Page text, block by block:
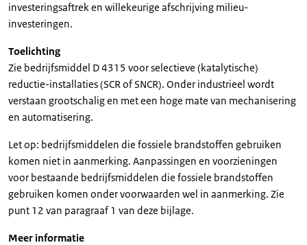
investeringsaftrek en willekeurige afschrijving milieu-
investeringen.
Toelichting
Zie bedrijfsmiddel D 4315 voor selectieve (katalytische)
reductie-installaties (SCR of SNCR). Onder industrieel wordt
verstaan grootschalig en met een hoge mate van mechanisering
en automatisering.
Let op: bedrijfsmiddelen die fossiele brandstoffen gebruiken
komen niet in aanmerking. Aanpassingen en voorzieningen
voor bestaande bedrijfsmiddelen die fossiele brandstoffen
gebruiken komen onder voorwaarden wel in aanmerking. Zie
punt 12 van paragraaf 1 van deze bijlage.
Meer informatie